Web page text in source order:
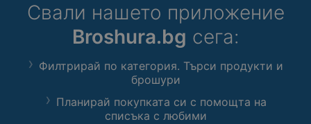
Свали нашето приложение
Broshura.bg сега:
Филтрирай по категория. Търси продукти и
брошури
Планирай покупката си с помощта на
списъка с любими